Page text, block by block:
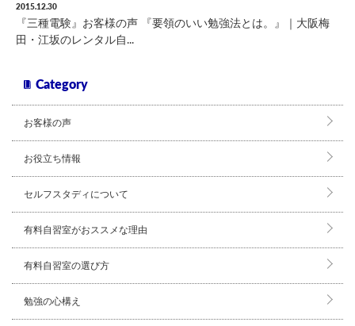
2015.12.30
『三種電験』お客様の声 『要領のいい勉強法とは。』｜大阪梅
田・江坂のレンタル自...
Category
お客様の声
お役立ち情報
セルフスタディについて
有料自習室がおススメな理由
有料自習室の選び方
勉強の心構え